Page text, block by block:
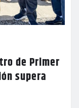
de Primer
supera